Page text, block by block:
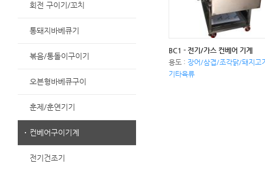
회전 구이기/꼬치
통돼지바베큐기
볶음/통돌이구이기
오븐형바베큐구이
훈제/훈연기기
컨베어구이기계
전기건조기
BC1 - 전기/가스 컨베어 기계
용도 : 장어/삼겹/조각닭/돼지고
기타육류